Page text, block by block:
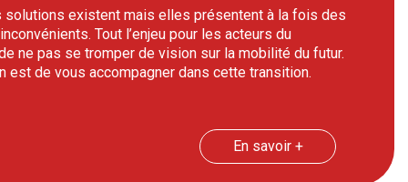
solutions existent mais elles présentent à la fois des
Tout l’enjeu pour les acteurs du
ne pas se tromper de vision sur la mobilité du futur.
est de vous accompagner dans cette transition.
En savoir +